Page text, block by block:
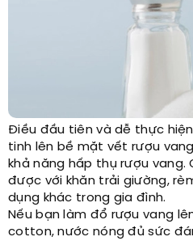
Điều đầu tiên và dễ thực
tinh lên bề mặt vết rượu
khả năng hấp thụ rượu
được với khăn trải giường,
dụng khác trong gia đình.
Nếu bạn làm đổ rượu vang
cotton, nước nóng đủ sức